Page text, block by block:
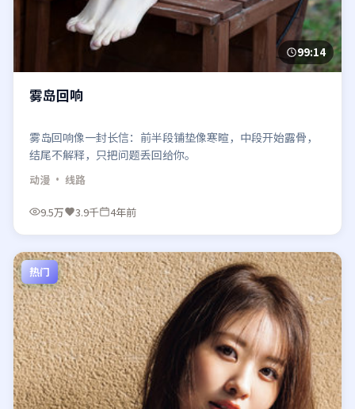
99:14
雾岛回响
雾岛回响像一封长信：前半段铺垫像寒暄，中段开始露骨，
结尾不解释，只把问题丢回给你。
动漫 · 线路
9.5万 3.9千 4年前
热门